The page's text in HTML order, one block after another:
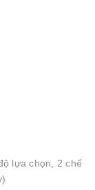
lựa chọn, 2 chế